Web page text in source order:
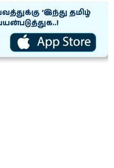
‘இந்து தமிழ்